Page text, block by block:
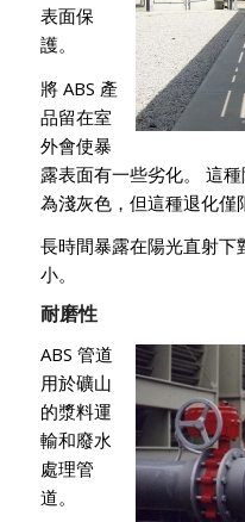
表面保
護。
將 ABS 產
品留在室
外會使暴
露表面有一些劣化。 這
為淺灰色，但這種退化僅
長時間暴露在陽光直射下
小。
耐磨性
ABS 管道
用於礦山
的漿料運
輸和廢水
處理管
道。